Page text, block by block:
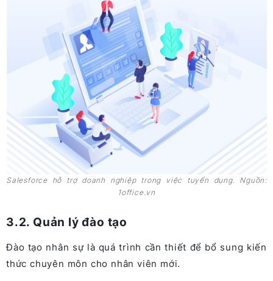
Salesforce hỗ trợ doanh nghiệp trong việc tuyển dụng. Nguồn:
1office.vn
3.2. Quản lý đào tạo
Đào tạo nhân sự là quá trình cần thiết để bổ sung kiến
thức chuyên môn cho nhân viên mới.